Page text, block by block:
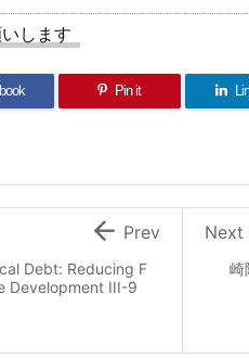
します
Pin it
崎
Next
Debt: Reducing F
Development III-9
 Prev